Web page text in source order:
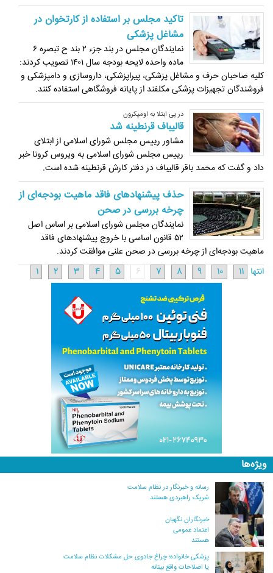
تاکید مجلس بر استفاده از کارتخوان در
مشاغل پزشکی
نمایندگان مجلس در بند جزء ۲ بند ح تبصره ۶
ماده واحده لایحه بودجه سال ۱۴۰۱ تصویب کردند:
کلیه صاحبان حرف و مشاغل پزشکی، پیراپزشکی، داروسازی و دامپزشکی و
فروشندگان تجهیزات پزشکی مکلفند از پایانه فروشگاهی استفاده کنند.
در پی ابتلا به اومیکرون
قالیباف قرنطینه شد
مشاور رییس مجلس شورای اسلامی از ابتلای
رییس مجلس شورای اسلامی به ویروس کرونا خبر
داد و گفت که محمد باقر قالیباف در دفتر کارش قرنطینه شده است.
حذف پیشنهادهای فاقد ماهیت بودجه‌ای از
چرخه بررسی در صحن
نمایندگان مجلس شورای اسلامی بر اساس اصل
۵۲ قانون اساسی با خروج پیشنهادهای فاقد
ماهیت بودجه‌ای از چرخه بررسی در صحن علنی موافقت کردند.
انتها
1 2 3 4 5 6 7 8 9 10 11
ویژه‌ها
رسانه و خبرنگار در نظام سلامت
شریک راهبردی هستند
خبرنگاران نگهبان
اعتماد عمومی
هستند
پزشکی خانواده؛ چراغ جادوی حل مشکلات نظام سلامت
یا اصلاحات واقع بینانه